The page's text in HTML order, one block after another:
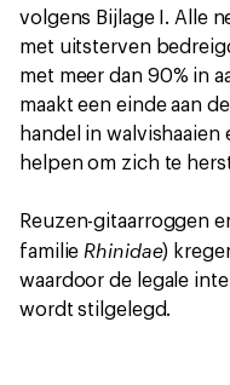
volgens Bijlage I. Alle
met uitsterven
met meer dan 90% in
maakt een einde aan
handel in
helpen om zich te
Reuzen-gitaarroggen
familie Rhinidae)
waardoor de legale
wordt stilgelegd.